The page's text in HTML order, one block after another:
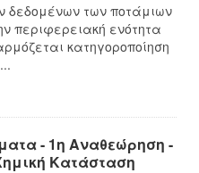
δεδομένων των ποτάμιων
περιφερειακή ενότητα
κατηγοροποίηση
- 1η Αναθεώρηση -
Κατάσταση